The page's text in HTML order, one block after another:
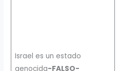
Israel es un estado
genocida-FALSO-